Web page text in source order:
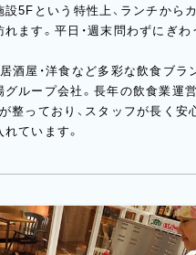
設5Fという特性上、ランチから
れます。平日・週末問わずにぎ
酒屋・洋食など多彩な飲食ブ
グループ会社。長年の飲食業運
整っており、スタッフが長く
ています。